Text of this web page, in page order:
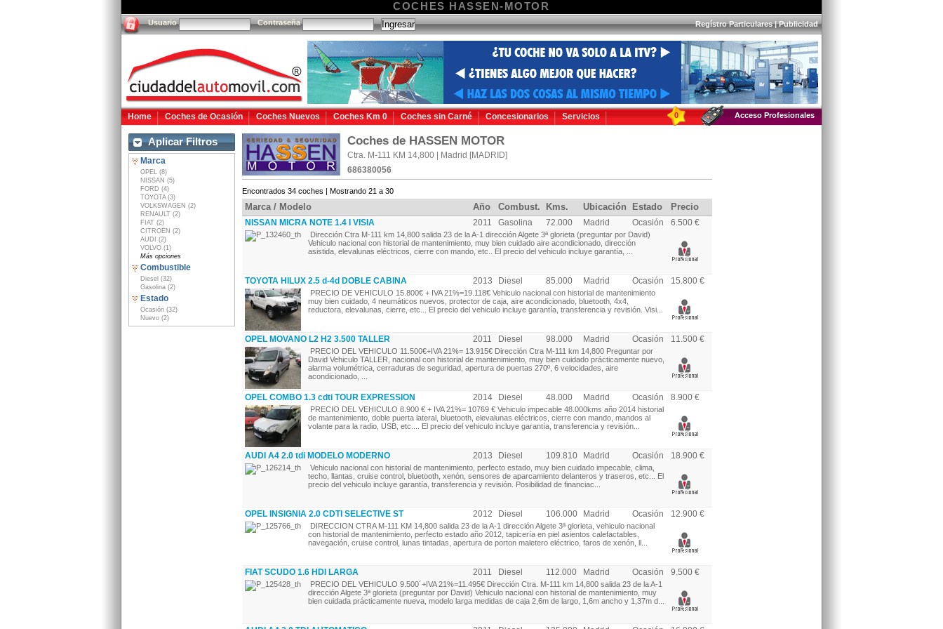
COCHES HASSEN-MOTOR
Usuario Contraseña Regístro Particulares|Publicidad
Home Coches de Ocasión Coches Nuevos Coches Km 0 Coches sin Carné Concesionarios Servicios 0 Acceso Profesionales
Aplicar Filtros
Marca
OPEL (8)
NISSAN (5)
FORD (4)
TOYOTA (3)
VOLKSWAGEN (2)
RENAULT (2)
FIAT (2)
CITROËN (2)
AUDI (2)
VOLVO (1)
Más opciones
Combustible
Diesel (32)
Gasolina (2)
Estado
Ocasión (32)
Nuevo (2)
Coches de HASSEN MOTOR
Ctra. M-111 KM 14,800 | Madrid [MADRID]
686380056
Encontrados 34 coches | Mostrando 21 a 30
Marca / Modelo Año Combust. Kms. Ubicación Estado Precio
NISSAN MICRA NOTE 1.4 I VISIA 2011 Gasolina 72.000 Madrid Ocasión 6.500 €
Dirección Ctra M-111 km 14,800 salida 23 de la A-1 dirección Algete 3ª glorieta (preguntar por David)
Vehiculo nacional con historial de mantenimiento, muy bien cuidado aire acondicionado, dirección
asistida, elevalunas eléctricos, cierre con mando, etc.. El precio del vehiculo incluye garantía, ...
TOYOTA HILUX 2.5 d-4d DOBLE CABINA 2013 Diesel 85.000 Madrid Ocasión 15.800 €
PRECIO DE VEHICULO 15.800€ + IVA 21%=19.118€ Vehiculo nacional con historial de mantenimiento
muy bien cuidado, 4 neumáticos nuevos, protector de caja, aire acondicionado, bluetooth, 4x4,
reductora, elevalunas, cierre, etc... El precio del vehiculo incluye garantía, transferencia y revisión. Visi...
OPEL MOVANO L2 H2 3.500 TALLER 2011 Diesel 98.000 Madrid Ocasión 11.500 €
PRECIO DEL VEHICULO 11.500€+IVA 21%= 13.915€ Dirección Ctra M-111 km 14,800 Preguntar por
David Vehiculo TALLER, nacional con historial de mantenimiento, muy bien cuidado prácticamente nuevo,
alarma volumétrica, cerraduras de seguridad, apertura de puertas 270º, 6 velocidades, aire
acondicionado, ...
OPEL COMBO 1.3 cdti TOUR EXPRESSION 2014 Diesel 48.000 Madrid Ocasión 8.900 €
PRECIO DEL VEHICULO 8.900 € + IVA 21%= 10769 € Vehiculo impecable 48.000kms año 2014 historial
de mantenimiento, doble puerta lateral, bluetooth, elevalunas eléctricos, cierre con mando, mandos al
volante para la radio, USB, etc.... El precio del vehiculo incluye garantía, transferencia y revisión...
AUDI A4 2.0 tdi MODELO MODERNO 2013 Diesel 109.810 Madrid Ocasión 18.900 €
Vehiculo nacional con historial de mantenimiento, perfecto estado, muy bien cuidado impecable, clima,
techo, llantas, cruise control, bluetooth, xenón, sensores de aparcamiento delanteros y traseros, etc... El
precio del vehiculo incluye garantía, transferencia y revisión. Posibilidad de financiac...
OPEL INSIGNIA 2.0 CDTI SELECTIVE ST 2012 Diesel 106.000 Madrid Ocasión 12.900 €
DIRECCION CTRA M-111 KM 14,800 salida 23 de la A-1 dirección Algete 3ª glorieta, vehiculo nacional
con historial de mantenimiento, perfecto estado año 2012, tapicería en piel asientos calefactables,
navegación, cruise control, lunas tintadas, apertura de porton maletero eléctrico, faros de xenón, ll...
FIAT SCUDO 1.6 HDI LARGA 2011 Diesel 112.000 Madrid Ocasión 9.500 €
PRECIO DEL VEHICULO 9.500´+IVA 21%=11.495€ Dirección Ctra. M-111 km 14,800 salida 23 de la A-1
dirección Algete 3ª glorieta (preguntar por David) Vehiculo nacional con historial de mantenimiento, muy
bien cuidada prácticamente nueva, modelo larga medidas de caja 2,6m de largo, 1,6m ancho y 1,37m d...